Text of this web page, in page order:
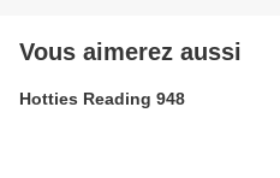
Vous aimerez aussi
Hotties Reading 948